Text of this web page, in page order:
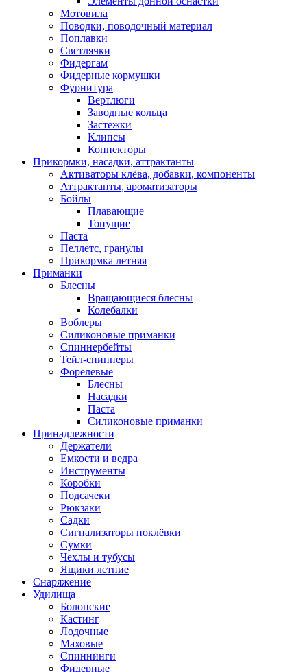
Мотовила
Поводки, поводочный материал
Поплавки
Светлячки
Фидергам
Фидерные кормушки
Фурнитура
Вертлюги
Заводные кольца
Застежки
Клипсы
Коннекторы
Прикормки, насадки, аттрактанты
Активаторы клёва, добавки, компоненты
Аттрактанты, ароматизаторы
Бойлы
Плавающие
Тонущие
Паста
Пеллетс, гранулы
Прикормка летняя
Приманки
Блесны
Вращающиеся блесны
Колебалки
Воблеры
Силиконовые приманки
Спиннербейты
Тейл-спиннеры
Форелевые
Блесны
Насадки
Паста
Силиконовые приманки
Принадлежности
Держатели
Емкости и ведра
Инструменты
Коробки
Подсачеки
Рюкзаки
Садки
Сигнализаторы поклёвки
Сумки
Чехлы и тубусы
Ящики летние
Снаряжение
Удилища
Болонские
Кастинг
Лодочные
Маховые
Спиннинги
Фидерные